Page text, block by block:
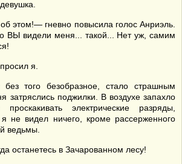
этом!— гневно повысила голос Анриэль.
ВЫ видели меня... такой... Нет уж, самим
я.
того безобразное, стало страшным
затряслись поджилки. В воздухе запахло
электрические разряды,
не видел ничего, кроме рассерженного
ведьмы.
останетесь в Зачарованном лесу!